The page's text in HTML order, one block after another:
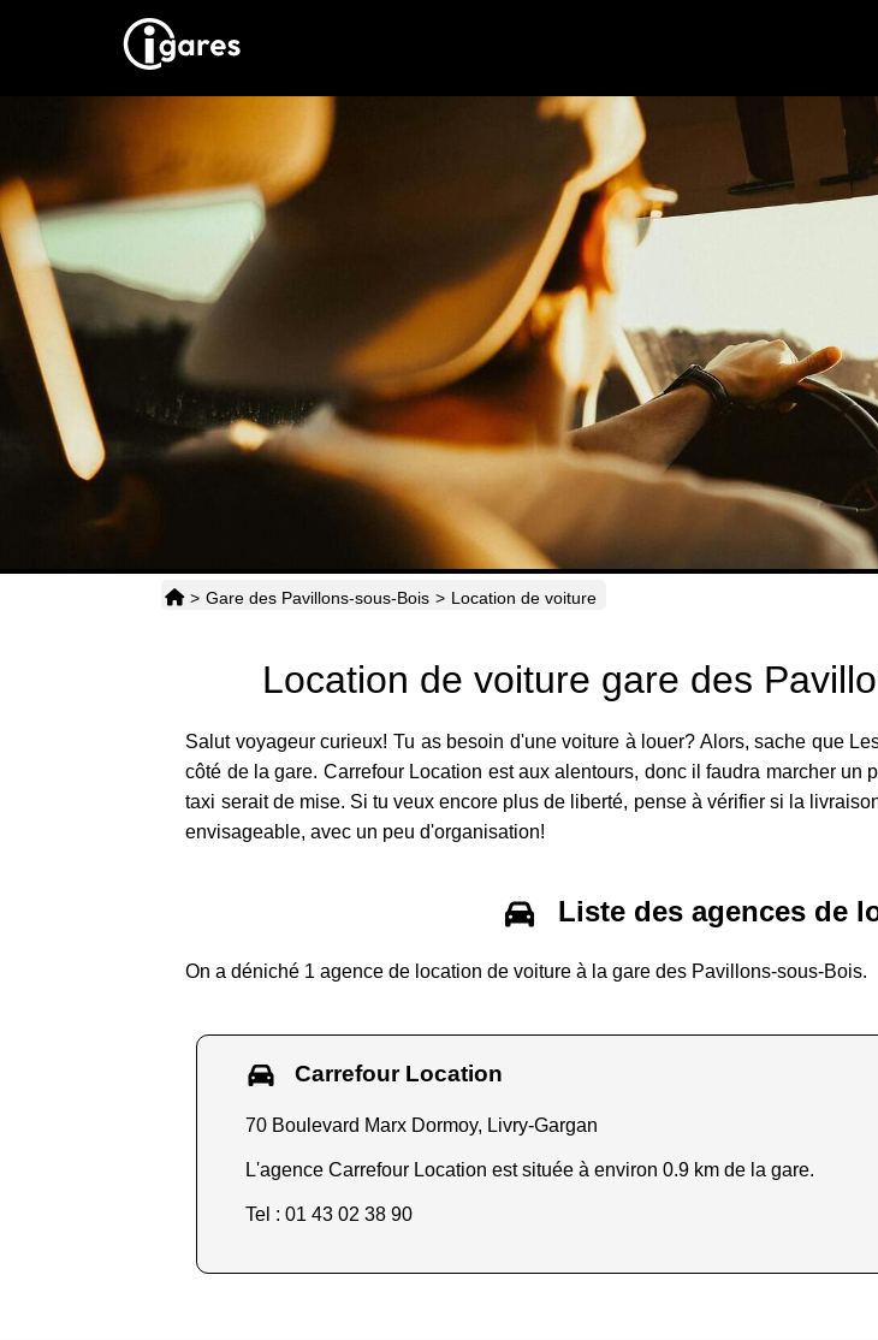
> Gare des Pavillons-sous-Bois > Location de voiture
Location de voiture gare des
Salut voyageur curieux! Tu as besoin d'une voiture à louer? Alors, sache que
côté de la gare. Carrefour Location est aux alentours, donc il faudra marcher
taxi serait de mise. Si tu veux encore plus de liberté, pense à vérifier si la
envisageable, avec un peu d'organisation!
Liste des agences de
On a déniché 1 agence de location de voiture à la gare des Pavillons-sous-Bois.
Carrefour Location
70 Boulevard Marx Dormoy, Livry-Gargan
L'agence Carrefour Location est située à environ 0.9 km de la gare.
Tel : 01 43 02 38 90